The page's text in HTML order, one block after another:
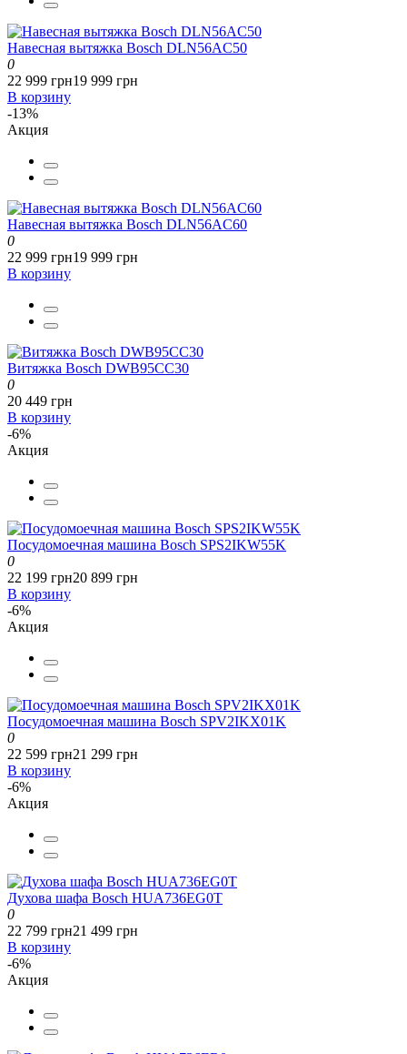
Навесная вытяжка Bosch DLN56AC50
0
22 999 грн19 999 грн
В корзину
-13%
Акция
Навесная вытяжка Bosch DLN56AC60
0
22 999 грн19 999 грн
В корзину
Витяжка Bosch DWB95CC30
0
20 449 грн
В корзину
-6%
Акция
Посудомоечная машина Bosch SPS2IKW55K
0
22 199 грн20 899 грн
В корзину
-6%
Акция
Посудомоечная машина Bosch SPV2IKX01K
0
22 599 грн21 299 грн
В корзину
-6%
Акция
Духова шафа Bosch HUA736EG0T
0
22 799 грн21 499 грн
В корзину
-6%
Акция